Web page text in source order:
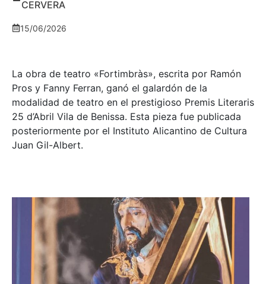
CERVERA
15/06/2026
La obra de teatro «Fortimbràs», escrita por Ramón
Pros y Fanny Ferran, ganó el galardón de la
modalidad de teatro en el prestigioso Premis Literaris
25 d’Abril Vila de Benissa. Esta pieza fue publicada
posteriormente por el Instituto Alicantino de Cultura
Juan Gil-Albert.